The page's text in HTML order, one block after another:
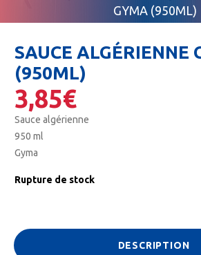
GYMA (950ML)
SAUCE ALGÉRIENNE
(950ML)
3,85€
Sauce algérienne
950 ml
Gyma
Rupture de stock
DESCRIPTION